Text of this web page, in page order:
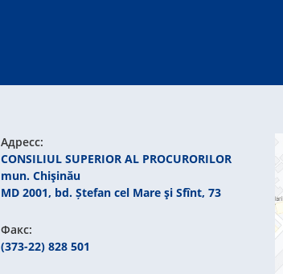
Aдресс:
CONSILIUL SUPERIOR AL PROCURORILOR
mun. Chişinău
MD 2001, bd. Ștefan cel Mare şi Sfînt, 73
Факс:
(373-22) 828 501